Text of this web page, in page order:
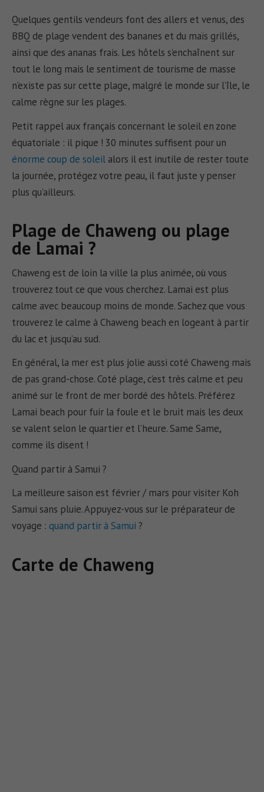
Quelques gentils vendeurs font des allers et venus, des
BBQ de plage vendent des bananes et du maïs grillés,
ainsi que des ananas frais. Les hôtels s’enchaînent sur
tout le long mais le sentiment de tourisme de masse
n’existe pas sur cette plage, malgré le monde sur l’île, le
calme règne sur les plages.
Petit rappel aux français concernant le soleil en zone
équatoriale : il pique ! 30 minutes suffisent pour un
énorme coup de soleil alors il est inutile de rester toute
la journée, protégez votre peau, il faut juste y penser
plus qu’ailleurs.
Plage de Chaweng ou plage
de Lamai ?
Chaweng est de loin la ville la plus animée, où vous
trouverez tout ce que vous cherchez. Lamai est plus
calme avec beaucoup moins de monde. Sachez que vous
trouverez le calme à Chaweng beach en logeant à partir
du lac et jusqu’au sud.
En général, la mer est plus jolie aussi coté Chaweng mais
de pas grand-chose. Coté plage, c’est très calme et peu
animé sur le front de mer bordé des hôtels. Préférez
Lamai beach pour fuir la foule et le bruit mais les deux
se valent selon le quartier et l’heure. Same Same,
comme ils disent !
Quand partir à Samui ?
La meilleure saison est février / mars pour visiter Koh
Samui sans pluie. Appuyez-vous sur le préparateur de
voyage :quand partir à Samui ?
Carte de Chaweng